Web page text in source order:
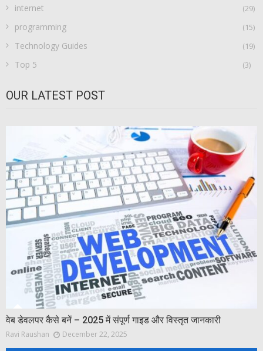
internet (29)
programming (15)
Technology Guides (19)
Top 5 (3)
OUR LATEST POST
वेब डेवलपर कैसे बनें – 2025 में संपूर्ण गाइड और विस्तृत जानकारी
Ravi Raushan December 22, 2025